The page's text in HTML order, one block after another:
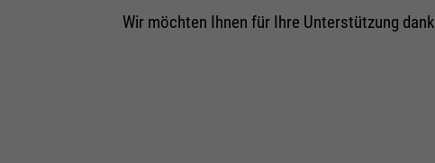
Wir möchten Ihnen für Ihre Unterstützung